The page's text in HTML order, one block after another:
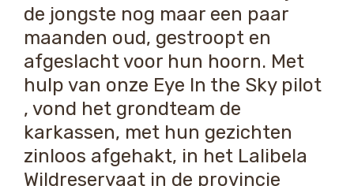
de jongste nog maar een paar
maanden oud, gestroopt en
afgeslacht voor hun hoorn. Met
hulp van onze Eye In the Sky pilot
, vond het grondteam de
karkassen, met hun gezichten
zinloos afgehakt, in het Lalibela
Wildreservaat in de provincie